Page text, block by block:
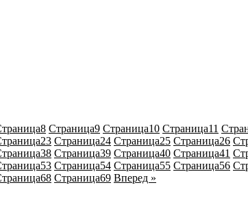
8 Страница9 Страница10 Страница11
23 Страница24 Страница25 Страница26
38 Страница39 Страница40 Страница41
53 Страница54 Страница55 Страница56
68 Страница69 Вперед »